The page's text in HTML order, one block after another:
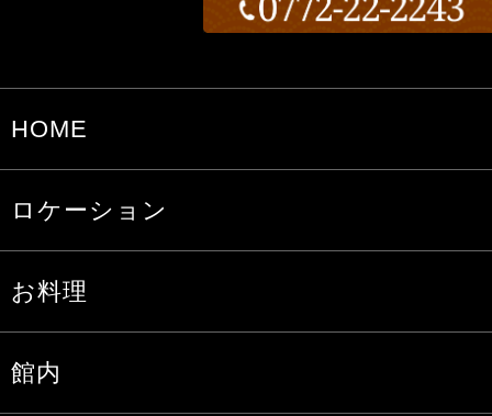
HOME
ロケーション
お料理
館内